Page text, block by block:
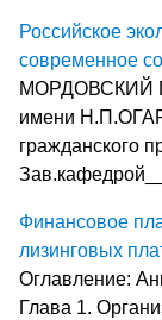
Российское
современное
МОРДОВСКИЙ
имени
гражданского
Финансовое
лизинговых
Оглавление:
Глава 1.